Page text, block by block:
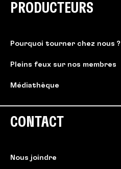
PRODUCTEURS
Pourquoi tourner chez nous ?
Pleins feux sur nos membres
Médiathèque
CONTACT
Nous joindre